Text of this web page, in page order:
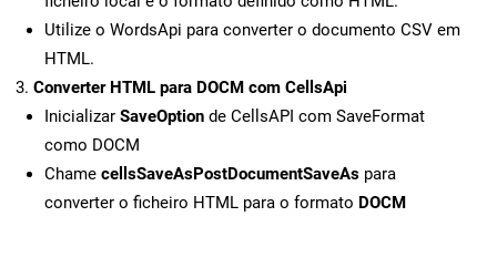
Utilize o WordsApi para converter o documento CSV em
HTML.
Converter HTML para DOCM com CellsApi
Inicializar SaveOption de CellsAPI com SaveFormat
como DOCM
Chame cellsSaveAsPostDocumentSaveAs para
converter o ficheiro HTML para o formato DOCM